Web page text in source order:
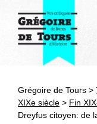
Grégoire de Tours >
XIXe siècle > Fin
Dreyfus citoyen: de